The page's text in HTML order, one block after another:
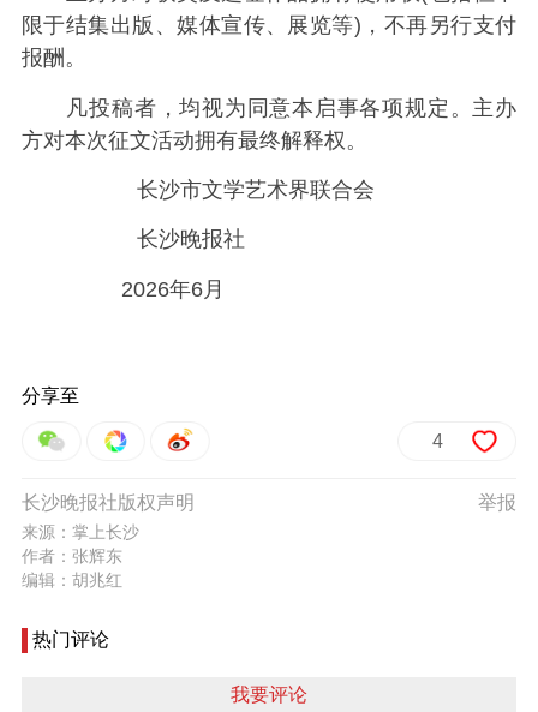
限于结集出版、媒体宣传、展览等)，不再另行支付
报酬。
凡投稿者，均视为同意本启事各项规定。主办
方对本次征文活动拥有最终解释权。
长沙市文学艺术界联合会
长沙晚报社
2026年6月
分享至
4
举报
长沙晚报社版权声明
来源：掌上长沙
作者：张辉东
编辑：胡兆红
热门评论
我要评论